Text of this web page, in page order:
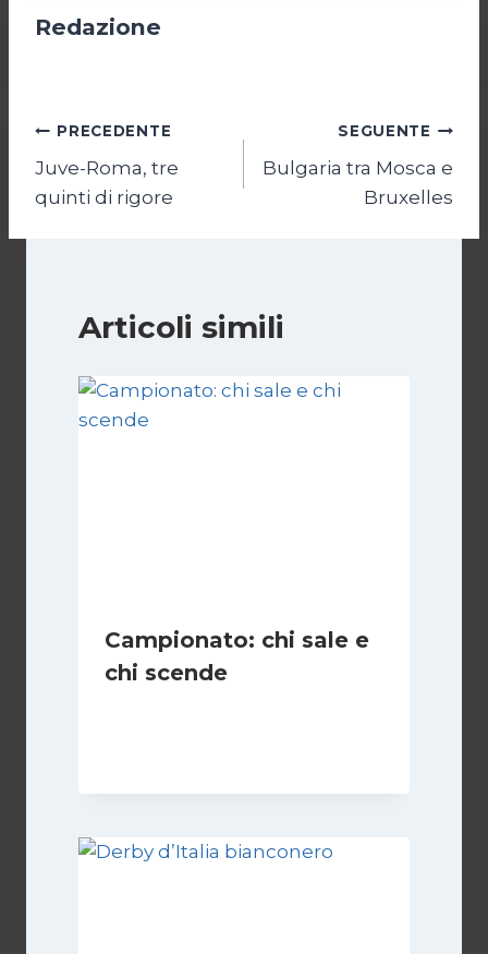
Redazione
Navigazione
articoli
PRECEDENTE
Juve-Roma, tre
quinti di rigore
SEGUENTE
Bulgaria tra Mosca e
Bruxelles
Articoli simili
Campionato: chi sale e
chi scende